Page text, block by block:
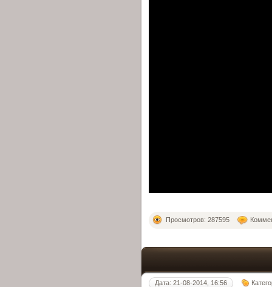
Просмотров: 287595
Дата: 21-08-2014, 16:56